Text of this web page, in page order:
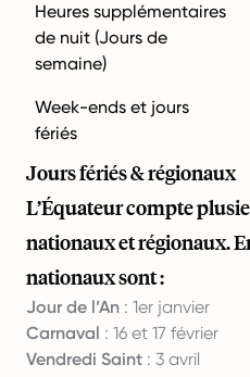
Heures supplémentaires
de nuit (Jours de
semaine)
Week-ends et jours
fériés
Jours fériés & régionaux
L’Équateur compte
nationaux et régionaux.
nationaux sont :
Jour de l’An : 1er janvier
Carnaval : 16 et 17 février
Vendredi Saint : 3 avril